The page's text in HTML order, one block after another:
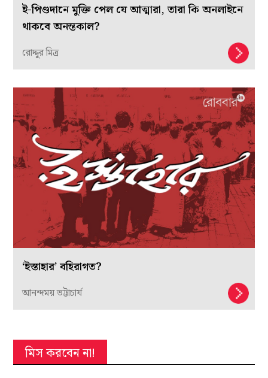
ই-পিণ্ডদানে মুক্তি পেল যে আত্মারা, তারা কি অনলাইনে
থাকবে অনন্তকাল?
রোদ্দুর মিত্র
‘ইস্তাহার’ বহিরাগত?
আনন্দময় ভট্টাচার্য
মিস করবেন না!